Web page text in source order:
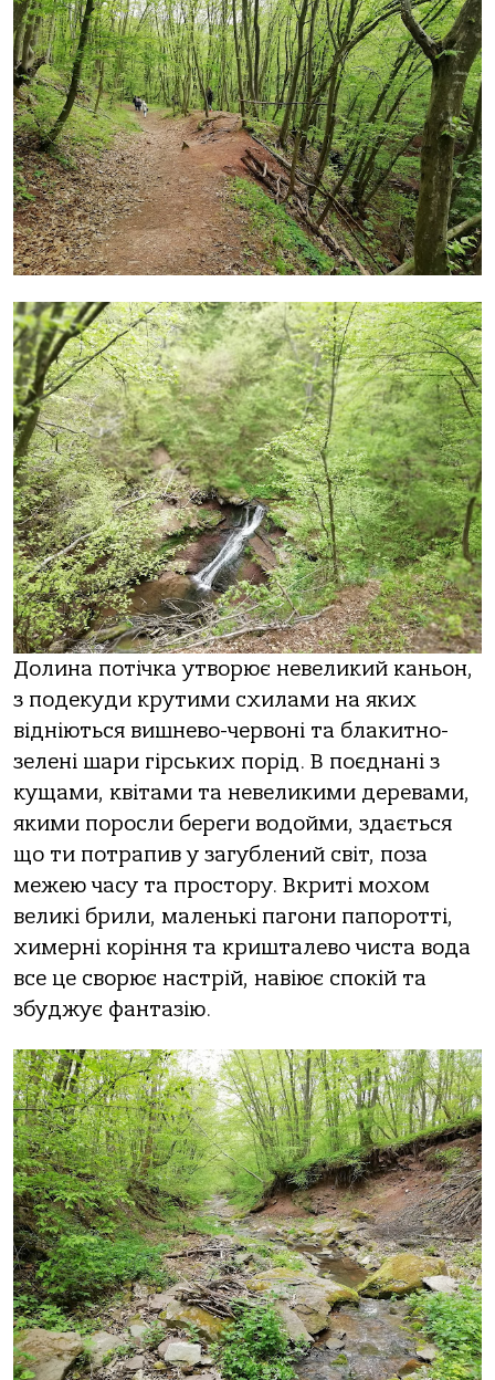
Долина потічка утворює невеликий каньон,
з подекуди крутими схилами на яких
відніються вишнево-червоні та блакитно-
зелені шари гірських порід. В поєднані з
кущами, квітами та невеликими деревами,
якими поросли береги водойми, здається
що ти потрапив у загублений світ, поза
межею часу та простору. Вкриті мохом
великі брили, маленькі пагони папоротті,
химерні коріння та кришталево чиста вода
все це сворює настрій, навіює спокій та
збуджує фантазію.